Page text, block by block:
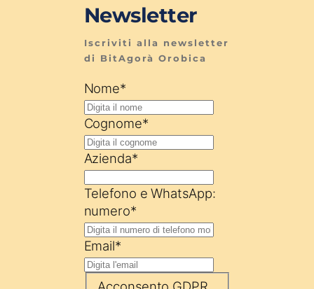
Newsletter
Iscriviti alla newsletter
di BitAgorà Orobica
Nome*
Cognome*
Azienda*
Telefono e WhatsApp:
numero*
Email*